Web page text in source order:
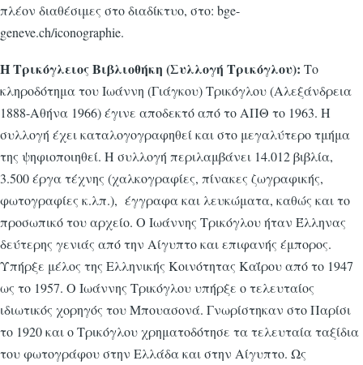
πλέον διαθέσιμες στο διαδίκτυο, στο: bge-
geneve.ch/iconographie.
Η Τρικόγλειος Βιβλιοθήκη (Συλλογή Τρικόγλου): Το
κληροδότημα του Ιωάννη (Γιάγκου) Τρικόγλου (Αλεξάνδρεια
1888-Αθήνα 1966) έγινε αποδεκτό από το ΑΠΘ το 1963. Η
συλλογή έχει καταλογογραφηθεί και στο μεγαλύτερο τμήμα
της ψηφιοποιηθεί. Η συλλογή περιλαμβάνει 14.012 βιβλία,
3.500 έργα τέχνης (χαλκογραφίες, πίνακες ζωγραφικής,
φωτογραφίες κ.λπ.), έγγραφα και λευκώματα, καθώς και το
προσωπικό του αρχείο. Ο Ιωάννης Τρικόγλου ήταν Έλληνας
δεύτερης γενιάς από την Αίγυπτο και επιφανής έμπορος.
Υπήρξε μέλος της Ελληνικής Κοινότητας Καΐρου από το 1947
ως το 1957. Ο Ιωάννης Τρικόγλου υπήρξε ο τελευταίος
ιδιωτικός χορηγός του Μπουασονά. Γνωρίστηκαν στο Παρίσι
το 1920 και ο Τρικόγλου χρηματοδότησε τα τελευταία ταξίδια
του φωτογράφου στην Ελλάδα και στην Αίγυπτο. Ως